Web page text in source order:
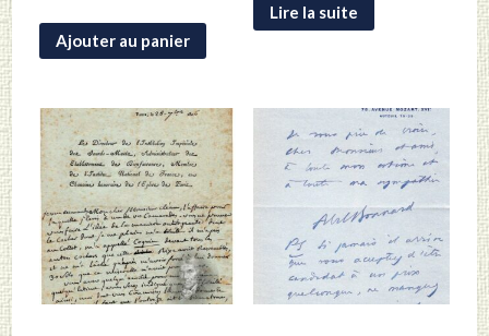
Ajouter au panier
Lire la suite